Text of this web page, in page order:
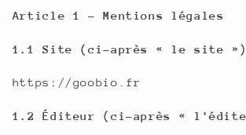
Article 1 - Mentions légales
1.1 Site (ci-après « le site
https://goobio.fr
1.2 Éditeur (ci-après «